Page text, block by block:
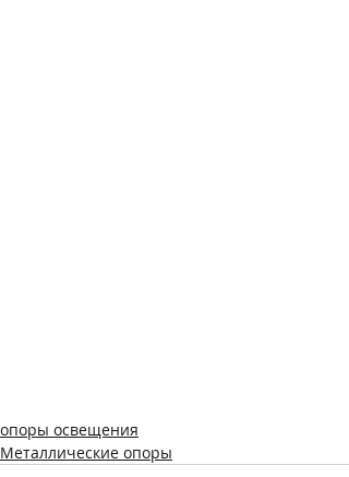
опоры освещения
Металлические опоры